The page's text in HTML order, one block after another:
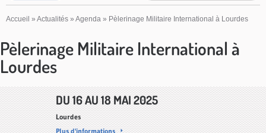
Accueil » Actualités » Agenda » Pèlerinage Militaire International à Lourdes
Pèlerinage Militaire International à
Lourdes
DU16AU18 MAI 2025
Lourdes
Plus d'informations